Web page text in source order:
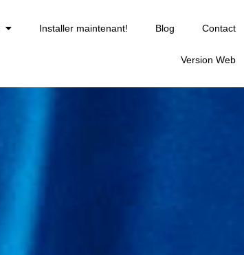
Installer maintenant! Blog Contact
Version Web